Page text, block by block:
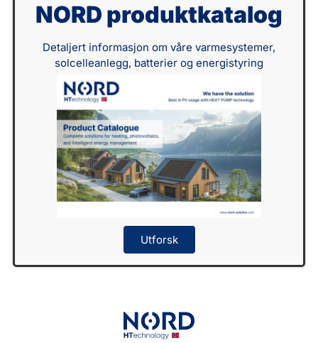
NORD produktkatalog
Detaljert informasjon om våre varmesystemer,
solcelleanlegg, batterier og energistyring
Utforsk